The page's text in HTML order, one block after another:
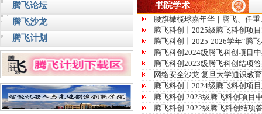
腾飞论坛
腾飞沙龙
腾飞计划
书院学术
腰旗橄榄球嘉年华｜腾飞、任
腾飞科创丨2025级腾飞科创项
腾飞科创丨2025-2026学年“腾
腾飞科创2024级腾飞科创项目
腾飞科创2023级腾飞科创结项
网络安全沙龙 复旦大学通识教
腾飞科创丨2024级腾飞科创项
腾飞科创 2023级腾飞科创项目
腾飞科创 2022级腾飞科创结项